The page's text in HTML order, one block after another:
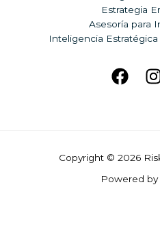
Estrategia
Asesoría para
Inteligencia
Copyright © 2026
Powered by